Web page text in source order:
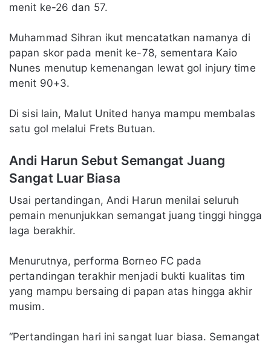
menit ke-26 dan 57.
Muhammad Sihran ikut mencatatkan namanya di
papan skor pada menit ke-78, sementara Kaio
Nunes menutup kemenangan lewat gol injury time
menit 90+3.
Di sisi lain, Malut United hanya mampu membalas
satu gol melalui Frets Butuan.
Andi Harun Sebut Semangat Juang
Sangat Luar Biasa
Usai pertandingan, Andi Harun menilai seluruh
pemain menunjukkan semangat juang tinggi hingga
laga berakhir.
Menurutnya, performa Borneo FC pada
pertandingan terakhir menjadi bukti kualitas tim
yang mampu bersaing di papan atas hingga akhir
musim.
“Pertandingan hari ini sangat luar biasa. Semangat